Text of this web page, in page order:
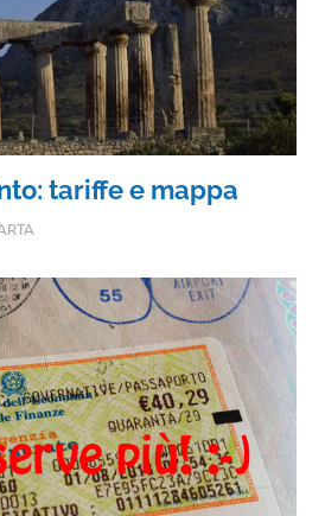
tariffe e mappa